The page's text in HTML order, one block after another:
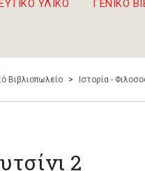
ΥΛΙΚΟ ΓΕΝΙΚΟ
Βιβλιοπωλείο > Ιστορία -
2